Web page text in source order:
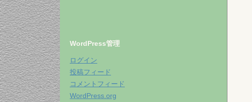
WordPress管理
ログイン
投稿フィード
コメントフィード
WordPress.org